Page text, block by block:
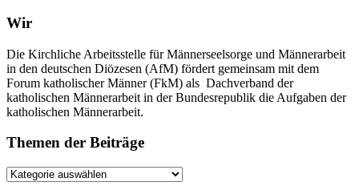
Wir
Die Kirchliche Arbeitsstelle für Männerseelsorge und Männerarbeit
in den deutschen Diözesen (AfM) fördert gemeinsam mit dem
Forum katholischer Männer (FkM) als Dachverband der
katholischen Männerarbeit in der Bundesrepublik die Aufgaben der
katholischen Männerarbeit.
Themen der Beiträge
Themen